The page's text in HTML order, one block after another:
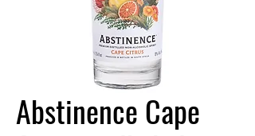
Abstinence Cape